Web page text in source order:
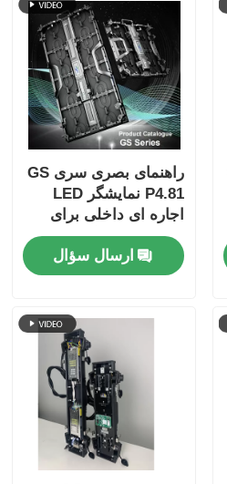
راهنمای بصری سری GS
P4.81 نمایشگر LED
اجاره ای داخلی برای
رویدادهای بزرگ، مقرون
به صرفه 7680Hz CEارسال سؤال